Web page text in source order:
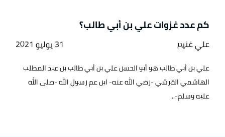
كم عدد غزوات علي بن أبي طالب؟
علي غنيم 31 يوليو 2021
علي بن أبي طالب هو أبو الحسن علي بن أبي طالب بن عبد المطلب
الهاشمي القرشي -رضي الله عنه- ابن عم رسول الله -صلى الله
عليه وسلم-...